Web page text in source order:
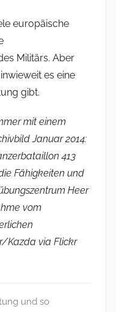
europäische
Militärs. Aber
es eine
gibt.
mit einem
Januar 2014:
413
Fähigkeiten und
Heer
vom
Kazda via Flickr
und so